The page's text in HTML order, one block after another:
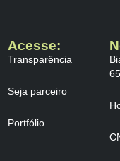
Acesse:
Transparência
Seja parceiro
Portfólio